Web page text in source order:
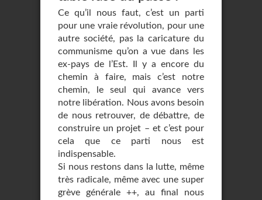
Ce qu’il nous faut, c’est un parti
pour une vraie révolution, pour une
autre société, pas la caricature du
communisme qu’on a vue dans les
ex-pays de l’Est. Il y a encore du
chemin à faire, mais c’est notre
chemin, le seul qui avance vers
notre libération. Nous avons besoin
de nous retrouver, de débattre, de
construire un projet – et c’est pour
cela que ce parti nous est
indispensable.
Si nous restons dans la lutte, même
très radicale, même avec une super
grève générale ++, au final nous